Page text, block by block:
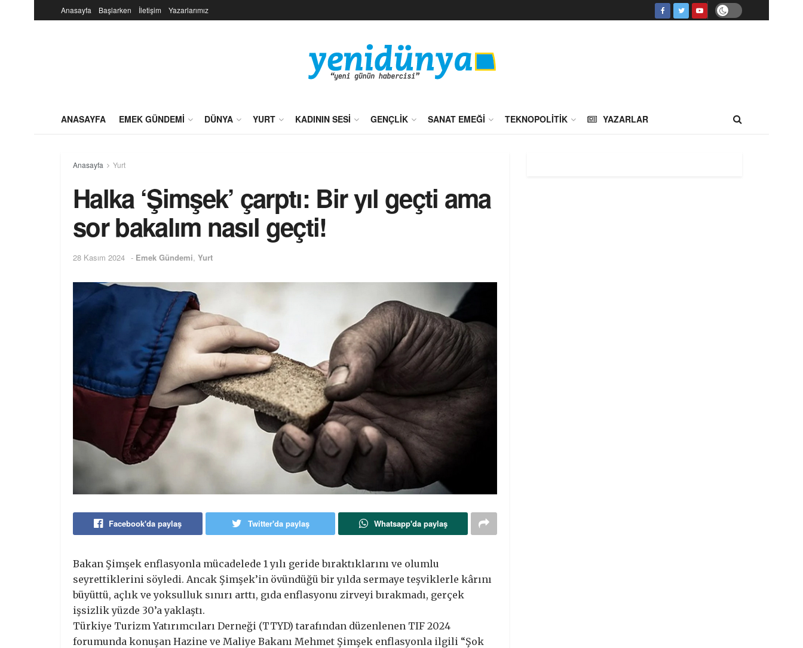
Anasayfa Başlarken İletişim Yazarlarımız
ANASAYFA EMEK GÜNDEMI DÜNYA YURT KADININ SESI GENÇLIK SANAT EMEĞI TEKNOPOLITIK YAZARLAR
Anasayfa Yurt
Halka ‘Şimşek’ çarptı: Bir yıl geçti ama
sor bakalım nasıl geçti!
28 Kasım 2024 - Emek Gündemi, Yurt
Facebook'da paylaş Twitter'da paylaş Whatsapp'da paylaş
Bakan Şimşek enflasyonla mücadelede 1 yılı geride bıraktıklarını ve olumlu
seyrettiklerini söyledi. Ancak Şimşek’in övündüğü bir yılda sermaye teşviklerle kârını
büyüttü, açlık ve yoksulluk sınırı arttı, gıda enflasyonu zirveyi bırakmadı, gerçek
işsizlik yüzde 30’a yaklaştı.
Türkiye Turizm Yatırımcıları Derneği (TTYD) tarafından düzenlenen TIF 2024
forumunda konuşan Hazine ve Maliye Bakanı Mehmet Şimşek enflasyonla ilgili “Şok